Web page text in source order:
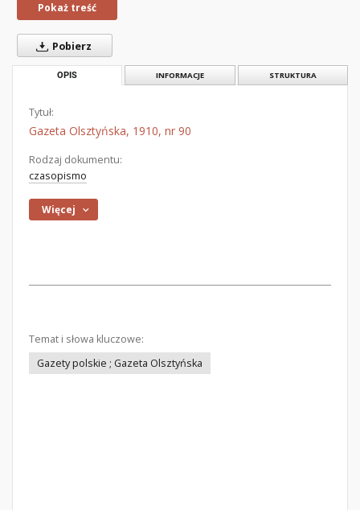
Pokaż treść
Pobierz
OPIS INFORMACJE STRUKTURA
Tytuł:
Gazeta Olsztyńska, 1910, nr 90
Rodzaj dokumentu:
czasopismo
Więcej
Temat i słowa kluczowe:
Gazety polskie ; Gazeta Olsztyńska